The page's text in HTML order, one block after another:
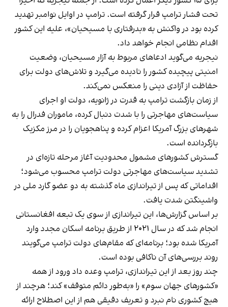
تحت فشار ترامپ قرار گرفته است. ترامپ در اوایل نوامبر تهدید
کرده بود در واکنش به «بدرفتاری با مسیحیان»، علیه این کشور
اقدام نظامی انجام خواهد داد.
نیجریه می‌گوید ادعاهای مربوط به آزار مسیحیان، وضعیت
امنیتی پیچیده کشور را نادیده می‌گیرد و تلاش‌های دولت برای
حفاظت از آزادی دینی را منعکس نمی‌کند.
از زمان بازگشت ترامپ به قدرت در ژانویه، دولت او اجرای
سیاست‌های مهاجرتی را با شدت دنبال کرده، ماموران فدرال را به
شهرهای بزرگ آمریکا اعزام کرده و پناهجویان را در مرز مکزیک
بازگردانده است.
گسترش کشورهای مشمول محدودیت آغاز مرحله تازه‌ای در
تشدید سیاست‌های مهاجرتی دولت ترامپ محسوب می‌شود؛
اقداماتی که پس از تیراندازی ماه گذشته به دو عضو گارد ملی در
واشینگتن شدت یافت.
بر اساس گزارش‌ها، این تیراندازی از سوی یک تبعه افغانستانی
انجام شد که در سال ۲۰۲۱ از طریق برنامه اسکان مجدد وارد
آمریکا شده بود؛ برنامه‌ای که مقام‌های دولت ترامپ می‌گویند
روند بررسی‌های آن ناکافی بوده است.
چند روز بعد از این تیراندازی، ترامپ وعده داد ورود از همه
«کشورهای جهان سوم» را «به‌طور دائم متوقف» کند؛ هرچند از
هیچ کشوری نام نبرد و تعریف دقیقی هم از این اصطلاح ارائه